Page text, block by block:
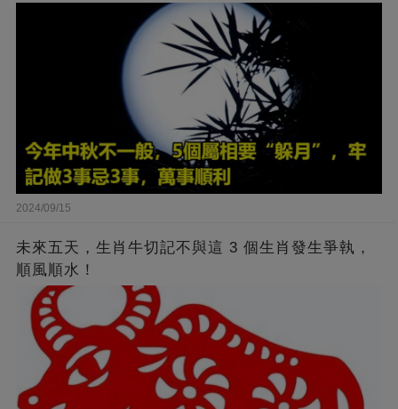
2024/09/15
未來五天，生肖牛切記不與這 3 個生肖發生爭執，
順風順水！